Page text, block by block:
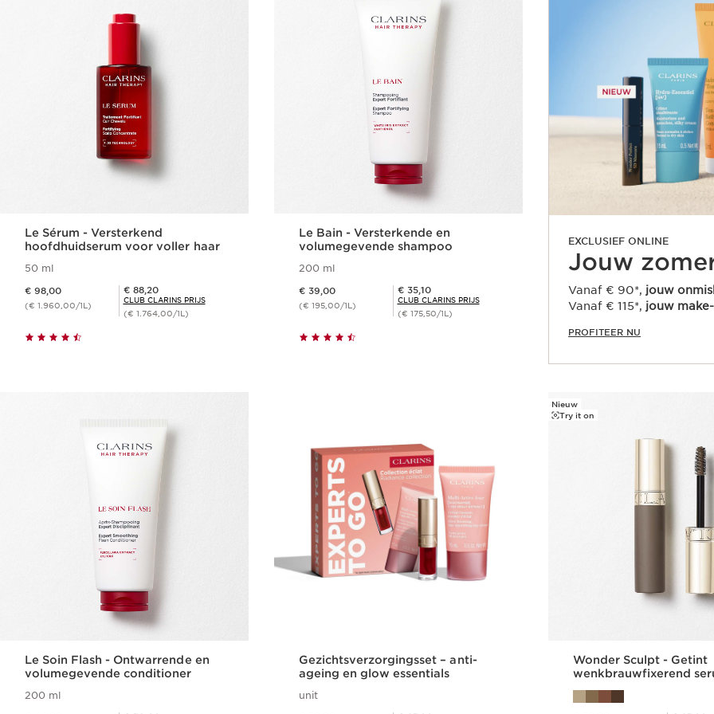
Le Sérum - Versterkend
hoofdhuidserum voor voller haar
50 ml
€ 98,00
(€ 1.960,00/1L)
Club Clarins Prijs € 88,20
€ 88,20
CLUB CLARINS PRIJS
(€ 1.764,00/1L)
Le Bain - Versterkende en
volumegevende shampoo
200 ml
€ 39,00
(€ 195,00/1L)
Club Clarins Prijs € 35,10
€ 35,10
CLUB CLARINS PRIJS
(€ 175,50/1L)
EXCLUSIEF ONLINE
Jouw
Vanaf € 90*, jouw
Vanaf € 115*, jouw
PROFITEER NU
Le Soin Flash - Ontwarrende en
volumegevende conditioner
200 ml
Gezichtsverzorgingsset – anti-
ageing en glow essentials
unit
Nieuw
Try it on
Wonder Sculpt - Getint
wenkbrauwfixerend